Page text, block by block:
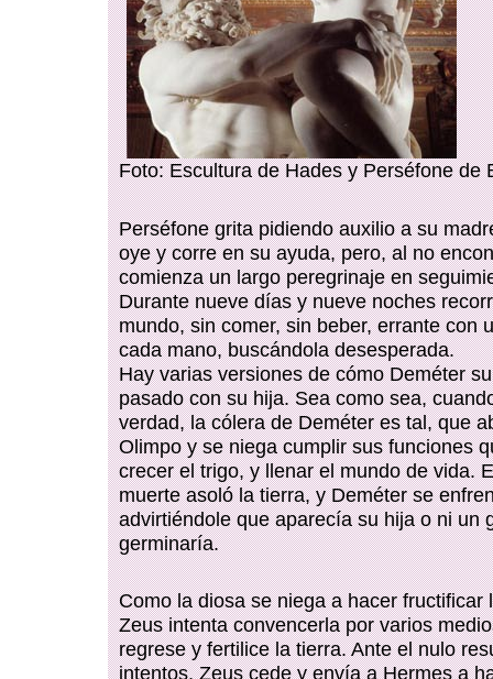
Foto: Escultura de Hades y Perséfone de
Perséfone grita pidiendo auxilio a su
oye y corre en su ayuda, pero, al no
comienza un largo peregrinaje en
Durante nueve días y nueve noches
mundo, sin comer, sin beber, errante con
cada mano, buscándola desesperada.
Hay varias versiones de cómo Deméter
pasado con su hija. Sea como sea,
verdad, la cólera de Deméter es tal, que
Olimpo y se niega cumplir sus funciones
crecer el trigo, y llenar el mundo de vida.
muerte asoló la tierra, y Deméter se
advirtiéndole que aparecía su hija o ni un
germinaría.
Como la diosa se niega a hacer fructificar
Zeus intenta convencerla por varios
regrese y fertilice la tierra. Ante el nulo
intentos, Zeus cede y envía a Hermes a